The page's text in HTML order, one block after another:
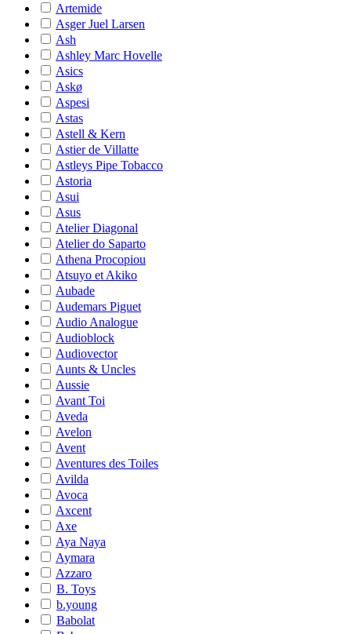
Artemide
Asger Juel Larsen
Ash
Ashley Marc Hovelle
Asics
Askø
Aspesi
Astas
Astell & Kern
Astier de Villatte
Astleys Pipe Tobacco
Astoria
Asui
Asus
Atelier Diagonal
Atelier do Saparto
Athena Procopiou
Atsuyo et Akiko
Aubade
Audemars Piguet
Audio Analogue
Audioblock
Audiovector
Aunts & Uncles
Aussie
Avant Toi
Aveda
Avelon
Avent
Aventures des Toiles
Avilda
Avoca
Axcent
Axe
Aya Naya
Aymara
Azzaro
B. Toys
b.young
Babolat